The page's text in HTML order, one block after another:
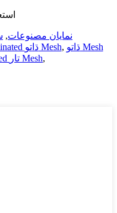
نمايان مصنوعات,
گلاس Laminated ڌاتو Mesh, ڌاتو Mesh
گلاس Laminated تار Mesh,